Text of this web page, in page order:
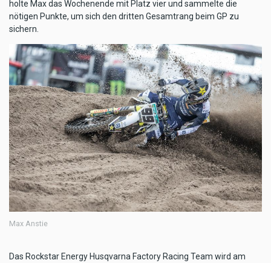
holte Max das Wochenende mit Platz vier und sammelte die
nötigen Punkte, um sich den dritten Gesamtrang beim GP zu
sichern.
Max Anstie
Das Rockstar Energy Husqvarna Factory Racing Team wird am